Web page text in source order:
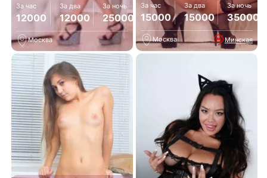
За час
12000
За два
12000
За ночь
25000
Москва
За час
15000
За два
15000
За ночь
35000
Москва Минская